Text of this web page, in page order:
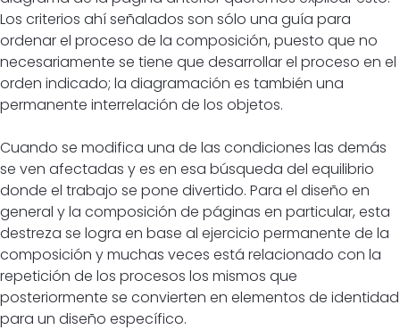
Los criterios ahí señalados son sólo una guía para
ordenar el proceso de la composición, puesto que no
necesariamente se tiene que desarrollar el proceso en el
orden indicado; la diagramación es también una
permanente interrelación de los objetos.
Cuando se modifica una de las condiciones las demás
se ven afectadas y es en esa búsqueda del equilibrio
donde el trabajo se pone divertido. Para el diseño en
general y la composición de páginas en particular, esta
destreza se logra en base al ejercicio permanente de la
composición y muchas veces está relacionado con la
repetición de los procesos los mismos que
posteriormente se convierten en elementos de identidad
para un diseño específico.